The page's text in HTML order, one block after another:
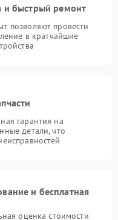
и быстрый ремонт
позволяют провести
в кратчайшие
гарантия на
детали, что
и бесплатная
оценка стоимости